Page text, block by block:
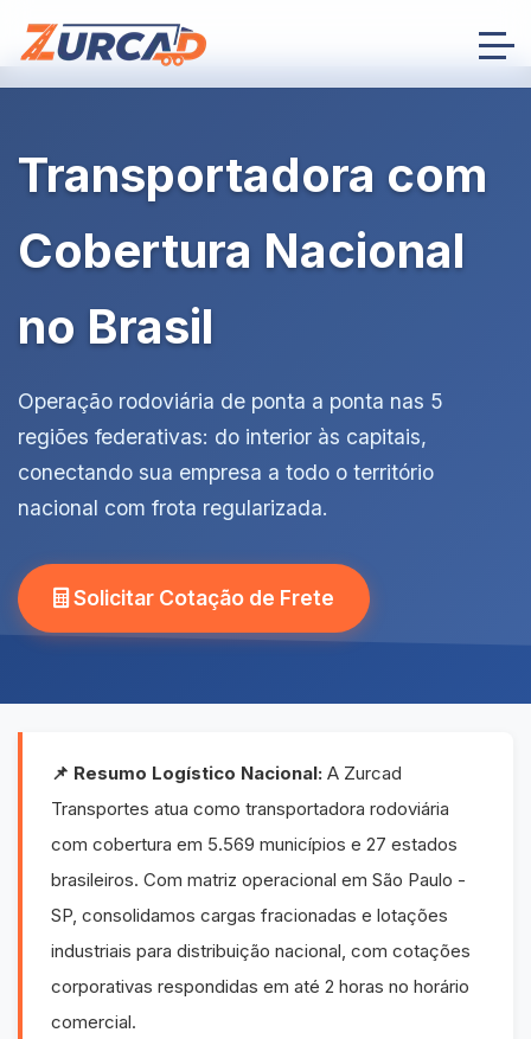
Transportadora com
Cobertura Nacional
no Brasil
Operação rodoviária de ponta a ponta nas 5
regiões federativas: do interior às capitais,
conectando sua empresa a todo o território
nacional com frota regularizada.
Solicitar Cotação de Frete
📌 Resumo Logístico Nacional: A Zurcad
Transportes atua como transportadora rodoviária
com cobertura em 5.569 municípios e 27 estados
brasileiros. Com matriz operacional em São Paulo -
SP, consolidamos cargas fracionadas e lotações
industriais para distribuição nacional, com cotações
corporativas respondidas em até 2 horas no horário
comercial.